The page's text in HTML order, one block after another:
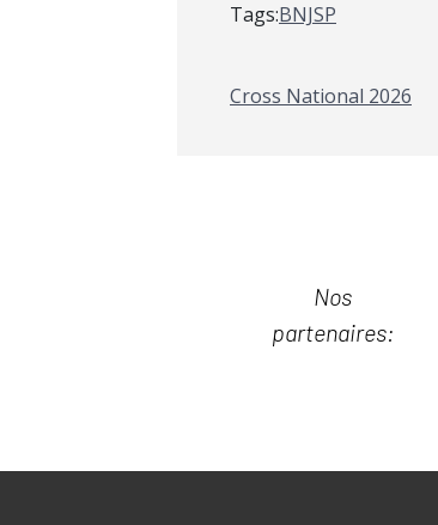
Tags:BNJSP
Cross National 2026
Nos
partenaires: